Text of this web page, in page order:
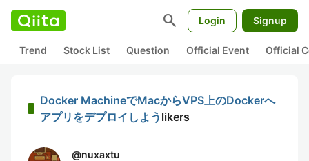
search Login Signup
Trend Stock List Question Official Event Official
Docker MachineでMacからVPS上のDockerへ
アプリをデプロイしよう likers
@nuxaxtu